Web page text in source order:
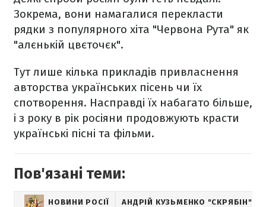
Зокрема, вони намагалися перекласти
рядки з популярного хіта "Червона Рута" як
"алєнькій цвєточєк".
Тут лише кілька прикладів привласнення
авторства українських пісень чи їх
спотворення. Насправді їх набагато більше,
і з року в рік росіяни продовжують красти
українські пісні та фільми.
Пов'язані теми:
НОВИНИ РОСІЇ АНДРІЙ КУЗЬМЕНКО "СКРЯБІН"